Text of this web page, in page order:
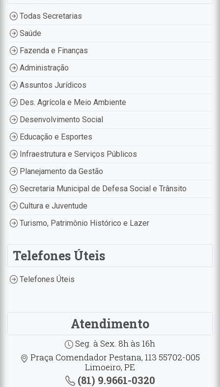
Todas Secretarias
Saúde
Fazenda e Finanças
Administração
Assuntos Jurídicos
Des. Agrícola e Meio Ambiente
Desenvolvimento Social
Educação e Esportes
Infraestrutura e Serviços Públicos
Planejamento da Gestão
Secretaria Municipal de Defesa Social e Trânsito
Cultura e Juventude
Turismo, Patrimônio Histórico e Lazer
Telefones Úteis
Telefones Úteis
Atendimento
Seg. à Sex. 8h às 16h
Praça Comendador Pestana, 113 55702-005
Limoeiro, PE
(81) 9.9661-0320